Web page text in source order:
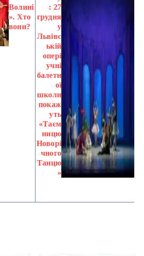
Волині
». Хто
вони?
: 27
грудня
у
Львівс
ькій
опері
учні
балетн
ої
школи
покаж
уть
«Таєм
ницю
Новорі
чного
Танцю
»